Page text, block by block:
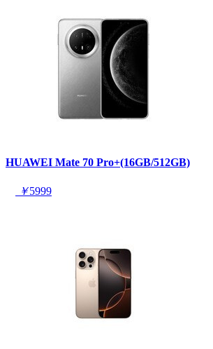
HUAWEI Mate 70 Pro+(16GB/512GB)
￥5999